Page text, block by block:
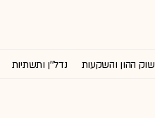
שוק ההון והשקעות נדל''ן ותשתיות